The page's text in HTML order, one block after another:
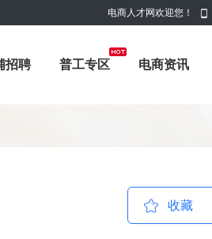
电商人才网欢迎您！
招聘 普工专区 电商资讯
收藏